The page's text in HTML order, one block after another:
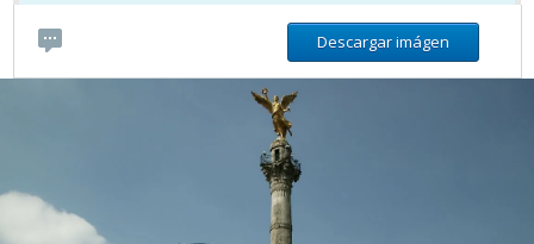
Descargar imágen